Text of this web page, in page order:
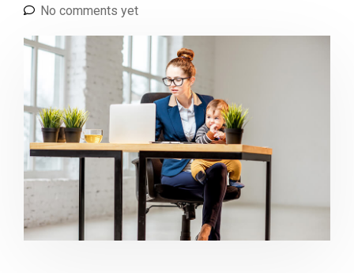
No comments yet